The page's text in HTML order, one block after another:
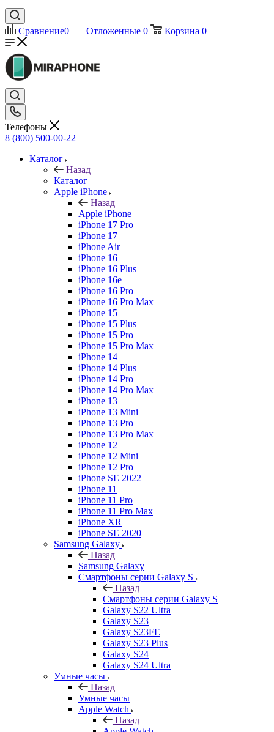
Сравнение0 Отложенные 0 Корзина 0
Телефоны
8 (800) 500-00-22
Каталог
Назад
Каталог
Apple iPhone
Назад
Apple iPhone
iPhone 17 Pro
iPhone 17
iPhone Air
iPhone 16
iPhone 16 Plus
iPhone 16e
iPhone 16 Pro
iPhone 16 Pro Max
iPhone 15
iPhone 15 Plus
iPhone 15 Pro
iPhone 15 Pro Max
iPhone 14
iPhone 14 Plus
iPhone 14 Pro
iPhone 14 Pro Max
iPhone 13
iPhone 13 Mini
iPhone 13 Pro
iPhone 13 Pro Max
iPhone 12
iPhone 12 Mini
iPhone 12 Pro
iPhone SE 2022
iPhone 11
iPhone 11 Pro
iPhone 11 Pro Max
iPhone XR
iPhone SE 2020
Samsung Galaxy
Назад
Samsung Galaxy
Смартфоны серии Galaxy S
Назад
Смартфоны серии Galaxy S
Galaxy S22 Ultra
Galaxy S23
Galaxy S23FE
Galaxy S23 Plus
Galaxy S24
Galaxy S24 Ultra
Умные часы
Назад
Умные часы
Apple Watch
Назад